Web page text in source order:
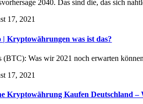
2040. Das sind die, das sich
17, 2021
Kryptowährungen was ist das?
Was wir 2021 noch erwarten
17, 2021
Kryptowährung Kaufen Deutschland